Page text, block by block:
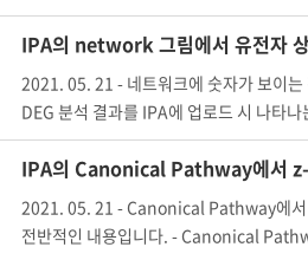
2021. 05. 21 - 네트워크에 숫자가 보이
DEG 분석 결과를 IPA에 업로드 시 나
2021. 05. 21 - Canonical Pathway에서
전반적인 내용입니다. - Canonical